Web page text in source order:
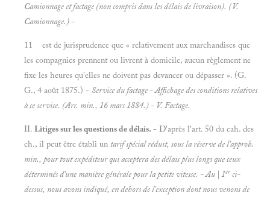
Camionnage et factage (non compris dans les délais de livraison). (V.
Camionnage.) -
11 est de jurisprudence que « relativement aux marchandises que
les compagnies prennent ou livrent à domicile, aucun règlement ne
fixe les heures qu'elles ne doivent pas devancer ou dépasser ». (G.
G., 4 août 1875.) - Service du factage - Affichage des conditions relatives
à ce service. (Arr. min., 16 mars 1884.) - V.Factage.
II. Litiges sur les questions de délais. - D'après l'art. 50 du cah. des
ch., il peut être établi un tarif spécial réduit, sous la réserve de l'approb.
min., pour tout expéditeur qui acceptera desdélais plus longs que ceux
déterminés d'une manière générale pour la petite vitesse. - Au | 1er ci-
dessus, nous avons indiqué, en dehors de l'exception dont nous venons de